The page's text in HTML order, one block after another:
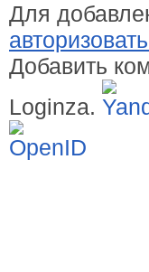
Для
Добавить
Loginza.